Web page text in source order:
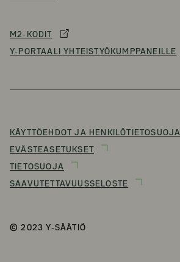
M2-KODIT
Y-PORTAALI YHTEISTYÖKUMPPANEILLE
© 2023 Y-SÄÄTIÖ
KÄYTTÖEHDOT JA HENKILÖTIETOSUOJA
EVÄSTEASETUKSET
TIETOSUOJA
SAAVUTETTAVUUSSELOSTE